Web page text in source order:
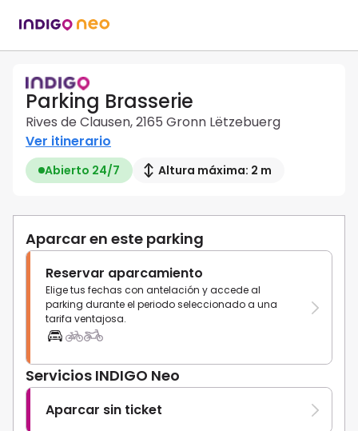
Parking Brasserie
Rives de Clausen, 2165 Gronn Lëtzebuerg
Ver itinerario
Abierto 24/7 Altura máxima: 2 m
Aparcar en este parking
Reservar aparcamiento
Elige tus fechas con antelación y accede al
parking durante el periodo seleccionado a una
tarifa ventajosa.
Servicios INDIGO Neo
Aparcar sin ticket